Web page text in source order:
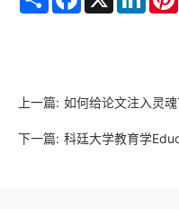
上一篇: 如何给论文注入灵
下一篇: 科廷大学教育学